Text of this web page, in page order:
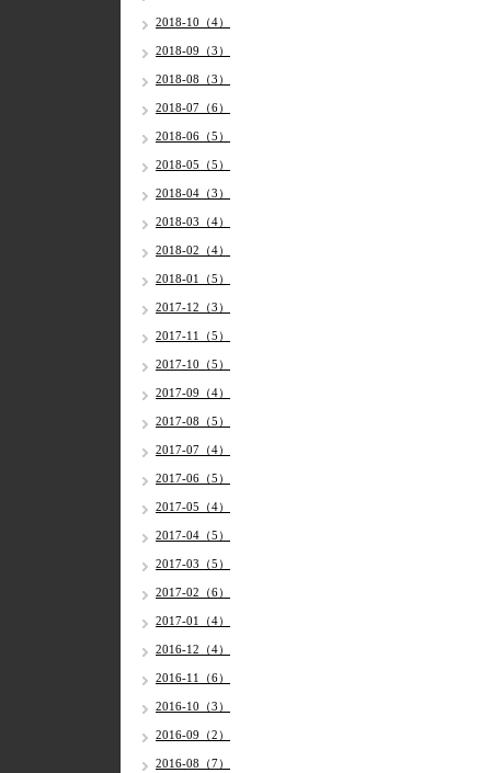
2018-10（4）
2018-09（3）
2018-08（3）
2018-07（6）
2018-06（5）
2018-05（5）
2018-04（3）
2018-03（4）
2018-02（4）
2018-01（5）
2017-12（3）
2017-11（5）
2017-10（5）
2017-09（4）
2017-08（5）
2017-07（4）
2017-06（5）
2017-05（4）
2017-04（5）
2017-03（5）
2017-02（6）
2017-01（4）
2016-12（4）
2016-11（6）
2016-10（3）
2016-09（2）
2016-08（7）